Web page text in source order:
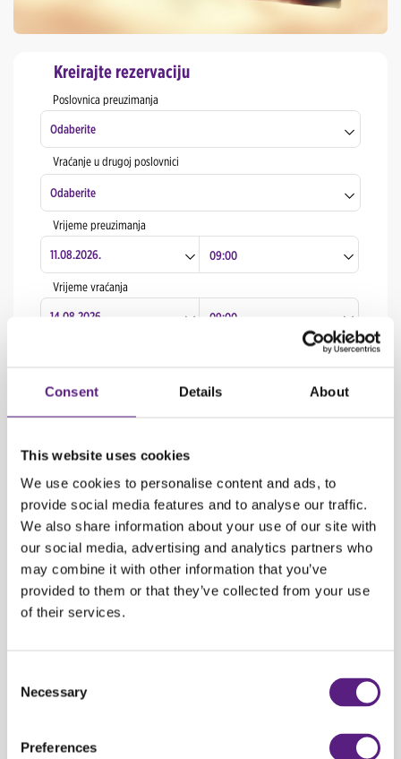
Consent Details About
This website uses cookies
We use cookies to personalise content and ads, to
provide social media features and to analyse our traffic.
We also share information about your use of our site with
our social media, advertising and analytics partners who
may combine it with other information that you’ve
provided to them or that they’ve collected from your use
of their services.
Selection
Necessary
Preferences
Kreirajte rezervaciju
Poslovnica preuzimanja
Odaberite
Zagreb Centar
Zagreb zračna luka
Rijeka Centar
Split Zračna luka
Vraćanje u drugoj poslovnici
Odaberite
Zagreb Centar
Zagreb zračna luka
Rijeka Centar
Dubrovnik Centar
Dubrovnik Zračna luka
Vrijeme preuzimanja
Vrijeme vraćanja
Pregled ili izmjena rezervacije
Sve što smo prije mogli, u ove dvije godine smo preselili u svoje domove,
oni su postali naši uredi, naše škole i mjesta za druženje. No, naravno, i
dalje smo neprestano maštali o novom putovanju i vremenu kada ćemo
moći bezbrižno lutati svijetom puneći baterije.
Kako nam je hladna zima polako zatvorila svoja vrata, a ulice je obasjalo
planiranje putovanja, više ne moramo samo sanjariti o novim